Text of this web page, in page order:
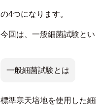
の4つになります。
今回は、一般細菌試験と
一般細菌試験とは
標準寒天培地を使用した